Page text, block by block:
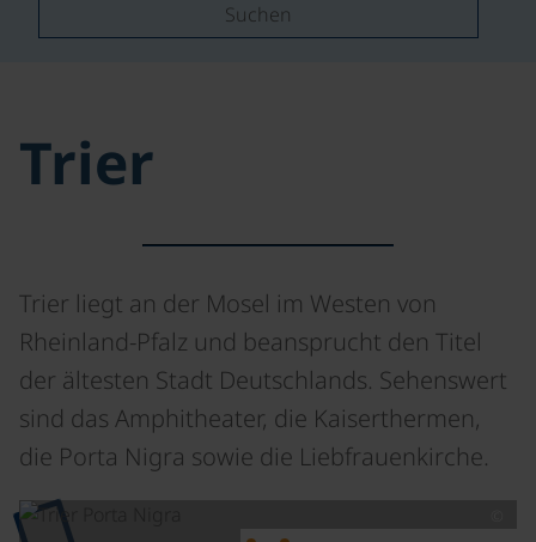
Suchen
Trier
Trier liegt an der Mosel im Westen von
Rheinland-Pfalz und beansprucht den Titel
der ältesten Stadt Deutschlands. Sehenswert
sind das Amphitheater, die Kaiserthermen,
die Porta Nigra sowie die Liebfrauenkirche.